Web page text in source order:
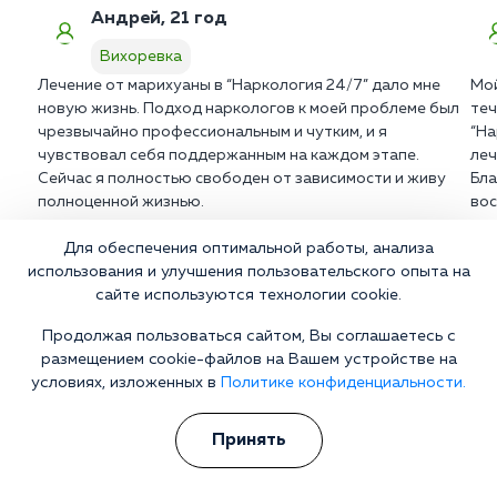
Андрей, 21 год
Вихоревка
Лечение от марихуаны в “Наркология 24/7” дало мне
новую жизнь. Подход наркологов к моей проблеме был
чрезвычайно профессиональным и чутким, и я
чувствовал себя поддержанным на каждом этапе.
Сейчас я полностью свободен от зависимости и живу
полноценной жизнью.
Берем все на себя! Убеждаем на лечение без физического и
морального давления
Для обеспечения оптимальной работы, анализа
использования и улучшения пользовательского опыта на
сайте используются технологии cookie.
Продолжая пользоваться сайтом, Вы соглашаетесь с
размещением cookie-файлов на Вашем устройстве на
условиях, изложенных в
Политике конфиденциальности.
Принять